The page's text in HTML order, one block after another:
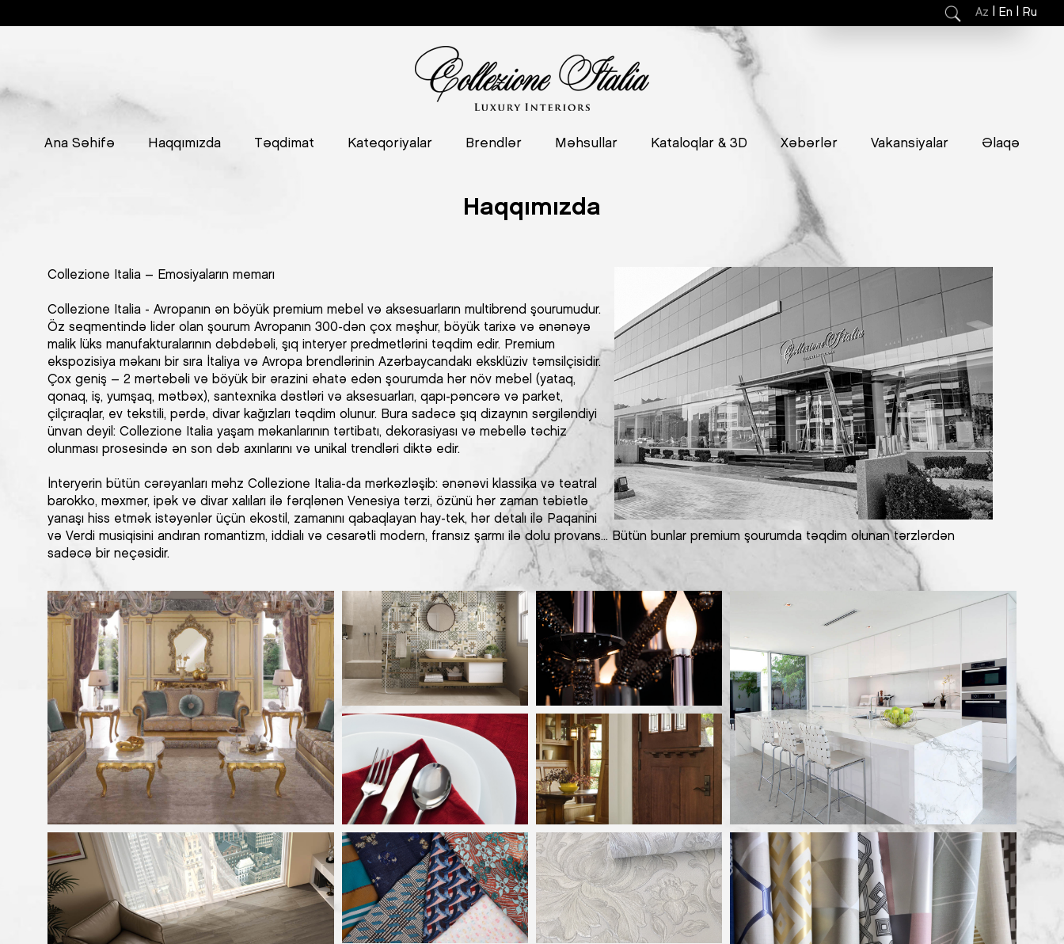
Az En Ru
Ana Səhifə Haqqımızda Təqdimat Kateqoriyalar Brendlər Məhsullar Kataloqlar & 3D Xəbərlər Vakansiyalar Əlaqə
Haqqımızda
Collezione Italia – Emosiyaların memarı
Collezione Italia - Avropanın ən böyük premium mebel və aksesuarların multibrend şourumudur.
Öz seqmentində lider olan şourum Avropanın 300-dən çox məşhur, böyük tarixə və ənənəyə
malik lüks manufakturalarının dəbdəbəli, şıq interyer predmetlərini təqdim edir. Premium
ekspozisiya məkanı bir sıra İtaliya və Avropa brendlərinin Azərbaycandakı eksklüziv təmsilçisidir.
Çox geniş – 2 mərtəbəli və böyük bir ərazini əhatə edən şourumda hər növ mebel (yataq,
qonaq, iş, yumşaq, mətbəx), santexnika dəstləri və aksesuarları, qapı-pəncərə və parket,
çilçıraqlar, ev tekstili, pərdə, divar kağızları təqdim olunur. Bura sadəcə şıq dizaynın sərgiləndiyi
ünvan deyil: Collezione Italia yaşam məkanlarının tərtibatı, dekorasiyası və mebellə təchiz
olunması prosesində ən son dəb axınlarını və unikal trendləri diktə edir.
İnteryerin bütün cərəyanları məhz Collezione Italia-da mərkəzləşib: ənənəvi klassika və teatral
barokko, məxmər, ipək və divar xalıları ilə fərqlənən Venesiya tərzi, özünü hər zaman təbiətlə
yanaşı hiss etmək istəyənlər üçün ekostil, zamanını qabaqlayan hay-tek, hər detalı ilə Paqanini
və Verdi musiqisini andıran romantizm, iddialı və cəsarətli modern, fransız şarmı ilə dolu provans... Bütün bunlar premium şourumda təqdim olunan tərzlərdən
sadəcə bir neçəsidir.